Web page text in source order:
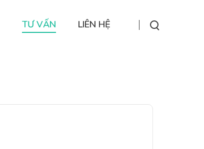
TƯ VẤN LIÊN HỆ